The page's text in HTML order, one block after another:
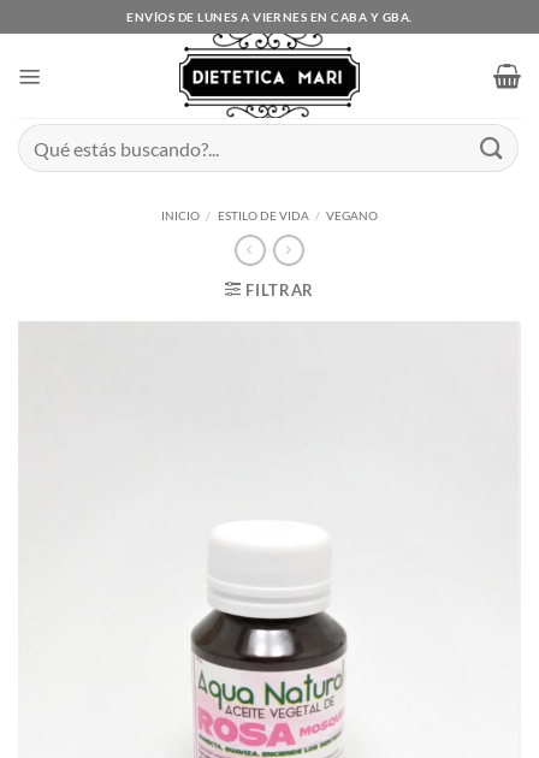
al
ENVÍOS DE LUNES A VIERNES EN CABA Y GBA.
Buscar
por:
INICIO / ESTILO DE VIDA / VEGANO
FILTRAR